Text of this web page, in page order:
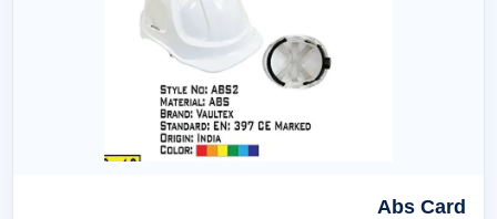
Abs Card